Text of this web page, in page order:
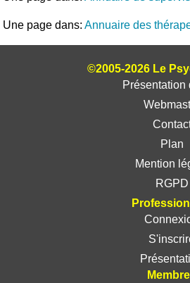
Une page dans:Annuaire des
©2005-2026 Le
Présentation
Plan
Mention
RGPD